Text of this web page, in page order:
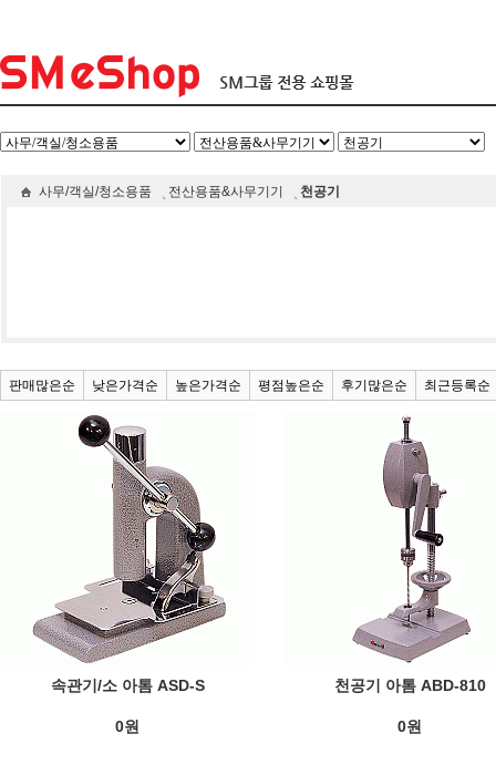
사무/객실/청소용품 전산용품&사무기기 천공기
판매많은순 낮은가격순 높은가격순 평점높은순 후기많은순 최근등록순
속관기/소 아톰 ASD-S
0원
천공기 아톰 ABD-810
0원